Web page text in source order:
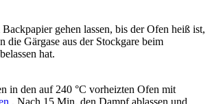
gehen lassen, bis der Ofen heiß ist,
die Gärgase aus der Stockgare beim
hat.
in den auf 240 °C vorheizten Ofen mit
. Nach 15 Min. den Dampf ablassen und